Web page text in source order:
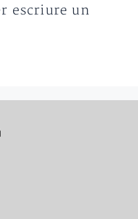
escriure un